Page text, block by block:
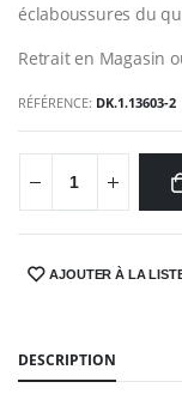
éclaboussures du
Retrait en Magasin
RÉFÉRENCE: DK.1.13603-2
SHARE:AJOUTER À LA
DESCRIPTION